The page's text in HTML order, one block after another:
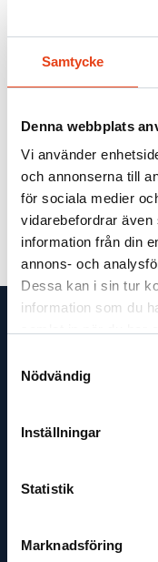
Samtycke
Denna webbplats
Vi använder
och annonserna till
för sociala medier
vidarebefordrar även
information från din
annons- och
Dessa kan i sin tur
information som du
Nödvändig
Inställningar
Statistik
Marknadsföring
påbörjades hösten
Firesafe ser
detta internationella
brandisolering.
Foto: ESS/Team
Prenumerera på
Karriär